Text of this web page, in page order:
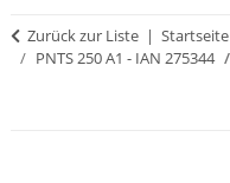
Zurück zur Liste Startseite
PNTS 250 A1 - IAN 275344